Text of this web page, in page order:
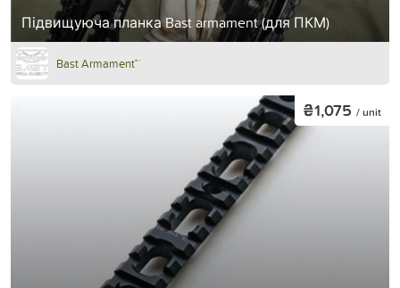
Підвищуюча планка Bast armament (для ПКМ)
Bast Armament™
₴1,075 / unit